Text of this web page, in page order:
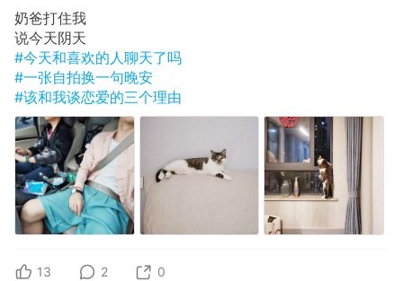
奶爸打住我
说今天阴天
#今天和喜欢的人聊天了吗
#一张自拍换一句晚安
#该和我谈恋爱的三个理由
13 2 0